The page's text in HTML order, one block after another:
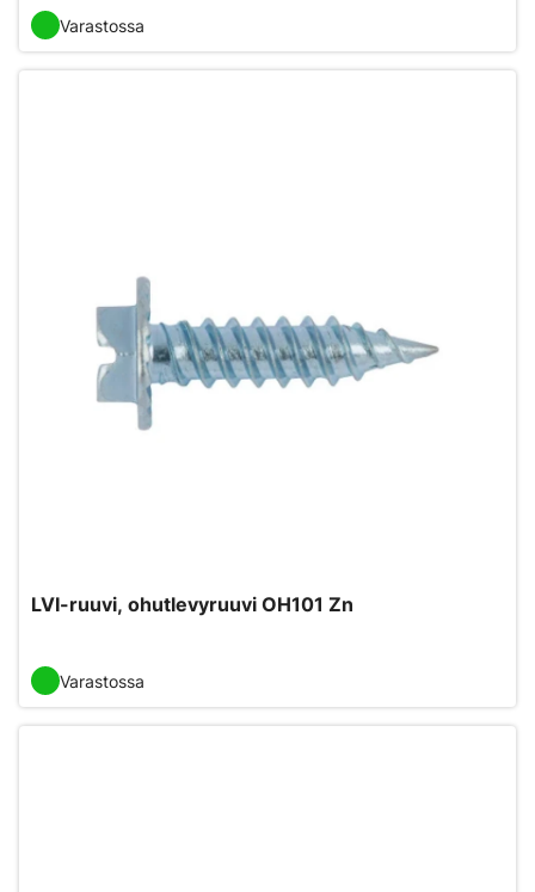
Varastossa
LVI-ruuvi, ohutlevyruuvi OH101 Zn
Varastossa